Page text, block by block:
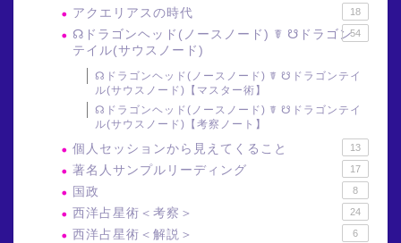
アクエリアスの時代 18
☊ドラゴンヘッド(ノースノード) ☤ ☋ドラゴン
テイル(サウスノード)
54
☊ドラゴンヘッド(ノースノード) ☤ ☋ドラゴンテイ
ル(サウスノード)【マスター術】
☊ドラゴンヘッド(ノースノード) ☤ ☋ドラゴンテイ
ル(サウスノード)【考察ノート】
個人セッションから見えてくること 13
著名人サンプルリーディング 17
国政 8
西洋占星術＜考察＞ 24
西洋占星術＜解説＞ 6